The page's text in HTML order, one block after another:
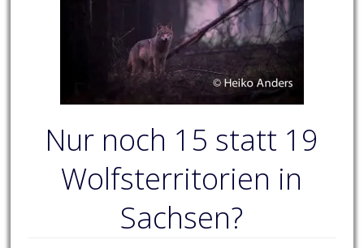
Nur noch 15 statt 19
Wolfsterritorien in
Sachsen?